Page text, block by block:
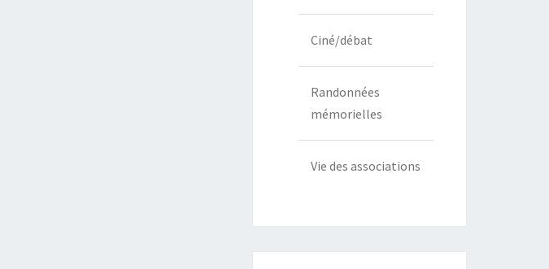
Ciné/débat
Randonnées
mémorielles
Vie des associations